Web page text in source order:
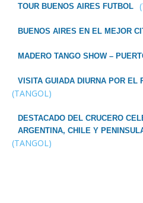
TOUR BUENOS AIRES FUTBOL
BUENOS AIRES EN EL MEJOR
MADERO TANGO SHOW –
VISITA GUIADA DIURNA POR EL
(TANGOL)
DESTACADO DEL CRUCERO
ARGENTINA, CHILE Y
(TANGOL)